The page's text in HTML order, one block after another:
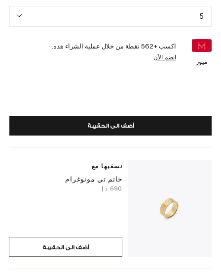
5
ميوز
اكسب +562 نقطة من خلال عملية الشراء هذه.
انضم الآن
أضف الى الحقيبة
نسقيها مع
خاتم تي مونوغرام
أضف الى الحقيبة